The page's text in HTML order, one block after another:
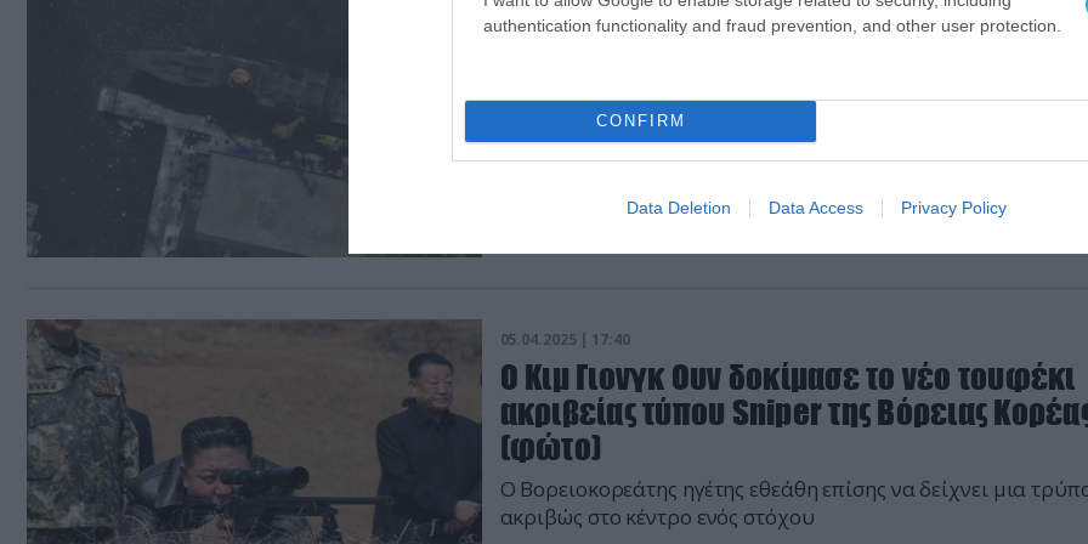
authentication functionality and fraud prevention, and other user protection.
CONFIRM
Data Deletion Data Access Privacy Policy
14.04.2025 | 09:39
Β.Κορέα: Δορυφόρος κατέγραψε το νέο
(φώτο)
Η κοινή φωτογραφία δείχνει το πλοίο υπό ναυπήγηση στο
05.04.2025 | 17:40
Ο Κιμ Γιονγκ Ουν δοκίμασε το νέο τουφέκι
ακριβείας τύπου Sniper της Βόρειας
(φώτο)
Ο Βορειοκορεάτης ηγέτης εθεάθη επίσης να δείχνει μια
ακριβώς στο κέντρο ενός στόχου